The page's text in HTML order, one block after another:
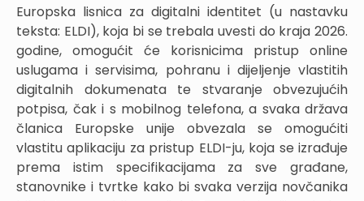
Europska lisnica za digitalni identitet (u nastavku
teksta: ELDI), koja bi se trebala uvesti do kraja 2026.
godine, omogućit će korisnicima pristup online
uslugama i servisima, pohranu i dijeljenje vlastitih
digitalnih dokumenata te stvaranje obvezujućih
potpisa, čak i s mobilnog telefona, a svaka država
članica Europske unije obvezala se omogućiti
vlastitu aplikaciju za pristup ELDI-ju, koja se izrađuje
prema istim specifikacijama za sve građane,
stanovnike i tvrtke kako bi svaka verzija novčanika